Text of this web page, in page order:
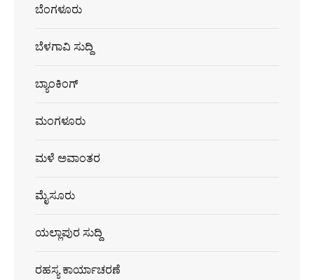
ಬೆಂಗಳೂರು
ಬೆಳಗಾವಿ ಸುದ್ದಿ
ಬ್ಯಾಂಕಿಂಗ್
ಮಂಗಳೂರು
ಮಳೆ ಅವಾಂತರ
ಮೈಸೂರು
ಯಲ್ಲಾಪುರ ಸುದ್ದಿ
ರಹಸ್ಯ ಕಾರ್ಯಾಚರಣೆ